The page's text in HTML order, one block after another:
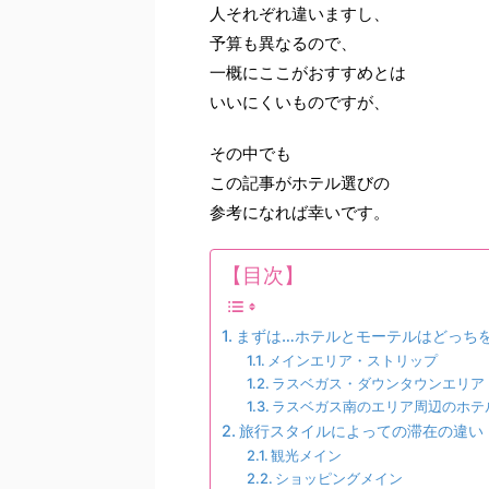
人それぞれ違いますし、
予算も異なるので、
一概にここがおすすめとは
いいにくいものですが、
その中でも
この記事がホテル選びの
参考になれば幸いです。
【目次】
まずは…ホテルとモーテルはどっち
メインエリア・ストリップ
ラスベガス・ダウンタウンエリア
ラスベガス南のエリア周辺のホテ
旅行スタイルによっての滞在の違い
観光メイン
ショッピングメイン